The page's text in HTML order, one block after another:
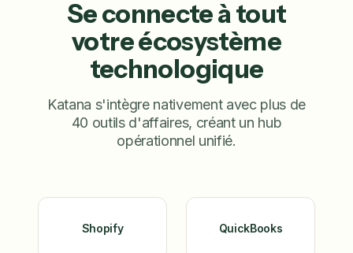
Se connecte à tout
votre écosystème
technologique
Katana s'intègre nativement avec plus de
40 outils d'affaires, créant un hub
opérationnel unifié.
Shopify QuickBooks